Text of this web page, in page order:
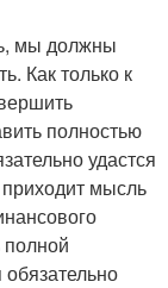
мы должны
Как только к
полностью
удастся
мысль